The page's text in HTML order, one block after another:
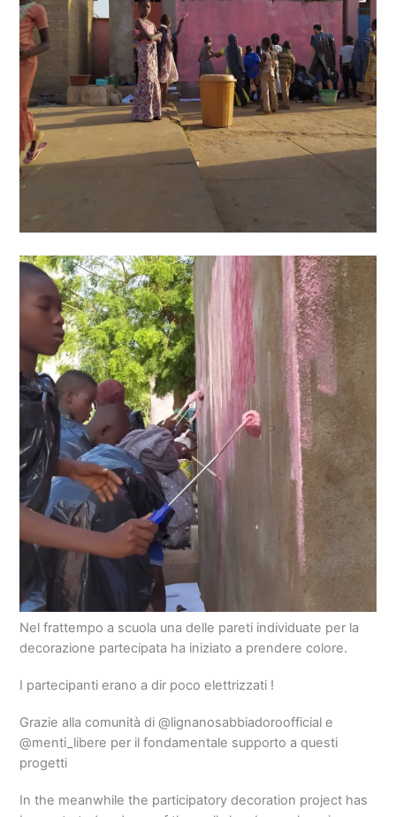
Nel frattempo a scuola una delle pareti individuate per la
decorazione partecipata ha iniziato a prendere colore.
I partecipanti erano a dir poco elettrizzati !
Grazie alla comunità di @lignanosabbiadoroofficial e
@menti_libere per il fondamentale supporto a questi
progetti
In the meanwhile the participatory decoration project has